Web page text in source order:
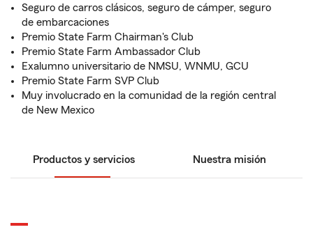
Seguro de carros clásicos, seguro de cámper, seguro
de embarcaciones
Premio State Farm Chairman's Club
Premio State Farm Ambassador Club
Exalumno universitario de NMSU, WNMU, GCU
Premio State Farm SVP Club
Muy involucrado en la comunidad de la región central
de New Mexico
Productos y servicios Nuestra misión